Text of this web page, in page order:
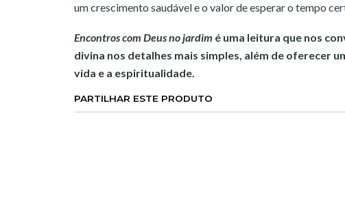
um crescimento saudável e o valor de esperar o tempo
Encontros com Deus no jardim é uma leitura que nos
divina nos detalhes mais simples, além de oferecer
vida e a espiritualidade.
PARTILHAR ESTE PRODUTO